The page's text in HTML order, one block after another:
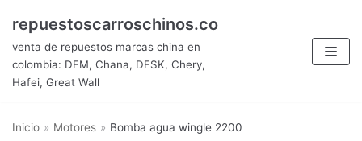
Saltar
contenido
repuestoscarroschinos.co
venta de repuestos marcas china en
colombia: DFM, Chana, DFSK, Chery,
Hafei, Great Wall
Inicio » Motores » Bomba agua wingle 2200